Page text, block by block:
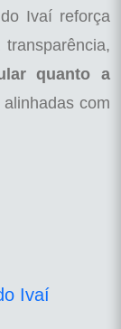
Ivaí reforça
quanto a
com
Ivaí